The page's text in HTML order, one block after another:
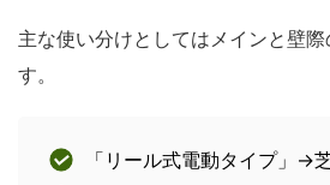
主な使い分けとしてはメインと壁
す。
「リール式電動タイプ」→